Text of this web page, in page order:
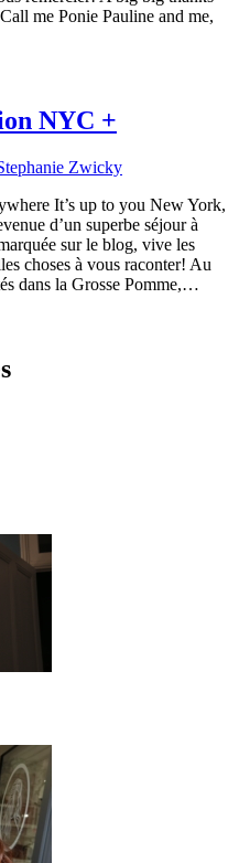
me Ponie Pauline and me,
NYC +
Zwicky
It’s up to you New York,
d’un superbe séjour à
sur le blog, vive les
choses à vous raconter! Au
dans la Grosse Pomme,…